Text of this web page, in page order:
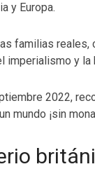
y Europa.
familias
imperialismo y la
2022,
mundo ¡sin